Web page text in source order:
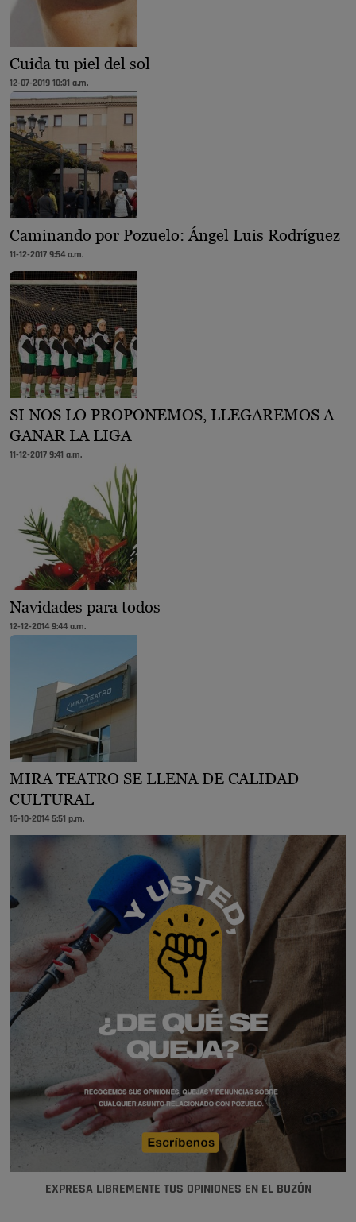
Cuida tu piel del sol
12-07-2019 10:31 a.m.
Caminando por Pozuelo: Ángel Luis Rodríguez
11-12-2017 9:54 a.m.
SI NOS LO PROPONEMOS, LLEGAREMOS A
GANAR LA LIGA
11-12-2017 9:41 a.m.
Navidades para todos
12-12-2014 9:44 a.m.
MIRA TEATRO SE LLENA DE CALIDAD
CULTURAL
16-10-2014 5:51 p.m.
EXPRESA LIBREMENTE TUS OPINIONES EN EL BUZÓN